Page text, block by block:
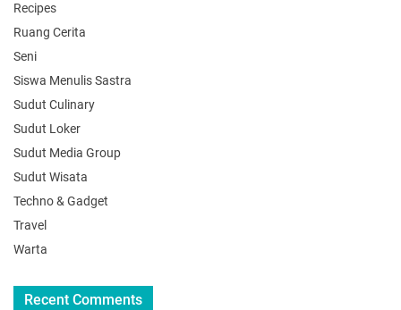
Recipes
Ruang Cerita
Seni
Siswa Menulis Sastra
Sudut Culinary
Sudut Loker
Sudut Media Group
Sudut Wisata
Techno & Gadget
Travel
Warta
Recent Comments